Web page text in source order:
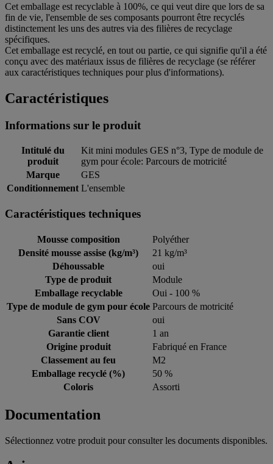
Cet emballage est recyclable à 100%, ce qui veut dire que lors de sa
fin de vie, l'ensemble de ses composants pourront être recyclés
distinctement les uns des autres via des filières de recyclage
spécifiques.
Cet emballage est recyclé, en tout ou partie, ce qui signifie qu'il a été
conçu avec des matériaux issus de filières de recyclage (se référer
aux caractéristiques techniques pour plus d'informations).
Caractéristiques
Informations sur le produit
Intitulé du
produit
Kit mini modules GES n°3, Type de module de
gym pour école: Parcours de motricité
Marque
GES
Conditionnement L'ensemble
Caractéristiques techniques
Mousse composition
Polyéther
Densité mousse assise (kg/m³)
21 kg/m³
Déhoussable
oui
Type de produit
Module
Emballage recyclable
Oui - 100 %
Type de module de gym pour école Parcours de motricité
Sans COV
oui
Garantie client
1 an
Origine produit
Fabriqué en France
Classement au feu
M2
Emballage recyclé (%)
50 %
Coloris
Assorti
Documentation
Sélectionnez votre produit pour consulter les documents disponibles.